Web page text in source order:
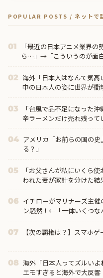
POPULAR POSTS / ネットで
01
「最近の日本アニメ業界
ら…」→「こういうのが面
02 海外「日本人はなんて気
中の日本人の姿に世界が衝
03
「台風で品不足になった
辛ラーメンだけ売れ残って
04 アメリカ「お前らの国の
る？」
05
「お父さんが私にいくら
われた妻が家計を分けた
06 イチローがマリナーズ主
ン騒然！←「一体いくつな
07 【次の覇権は？】スマホ
08 海外「日本人ってズルい
エモすぎると海外で大反響